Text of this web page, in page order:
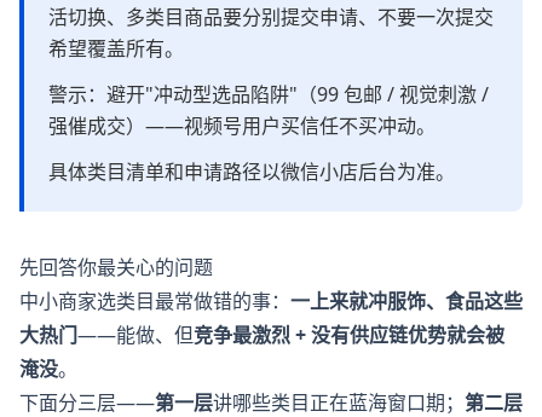
活切换、多类目商品要分别提交申请、不要一次提交
希望覆盖所有。
警示：避开"冲动型选品陷阱"（99 包邮 / 视觉刺激 /
强催成交）——视频号用户买信任不买冲动。
具体类目清单和申请路径以微信小店后台为准。
先回答你最关心的问题
中小商家选类目最常做错的事： 一上来就冲服饰、食品这些
大热门——能做、但竞争最激烈 + 没有供应链优势就会被
淹没。
下面分三层——第一层讲哪些类目正在蓝海窗口期； 第二层